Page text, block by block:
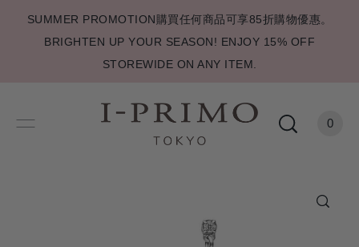
SUMMER PROMOTION購買任何商品可享85折購物優惠。
BRIGHTEN UP YOUR SEASON! ENJOY 15% OFF
STOREWIDE ON ANY ITEM.
0